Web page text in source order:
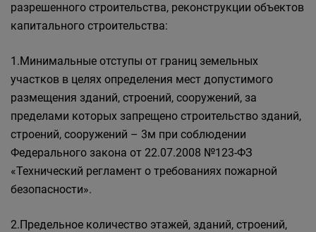
разрешенного строительства, реконструкции объектов
капитального строительства:
1.Минимальные отступы от границ земельных
участков в целях определения мест допустимого
размещения зданий, строений, сооружений, за
пределами которых запрещено строительство зданий,
строений, сооружений – 3м при соблюдении
Федерального закона от 22.07.2008 №123-ФЗ
«Технический регламент о требованиях пожарной
безопасности».
2.Предельное количество этажей, зданий, строений,